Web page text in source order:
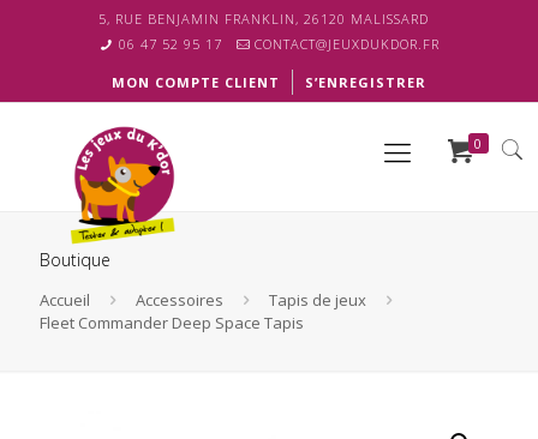
5, RUE BENJAMIN FRANKLIN, 26120 MALISSARD
06 47 52 95 17
CONTACT@JEUXDUKDOR.FR
MON COMPTE CLIENT S’ENREGISTRER
0
Boutique
Accueil Accessoires
Tapis de jeux
Fleet Commander Deep Space Tapis